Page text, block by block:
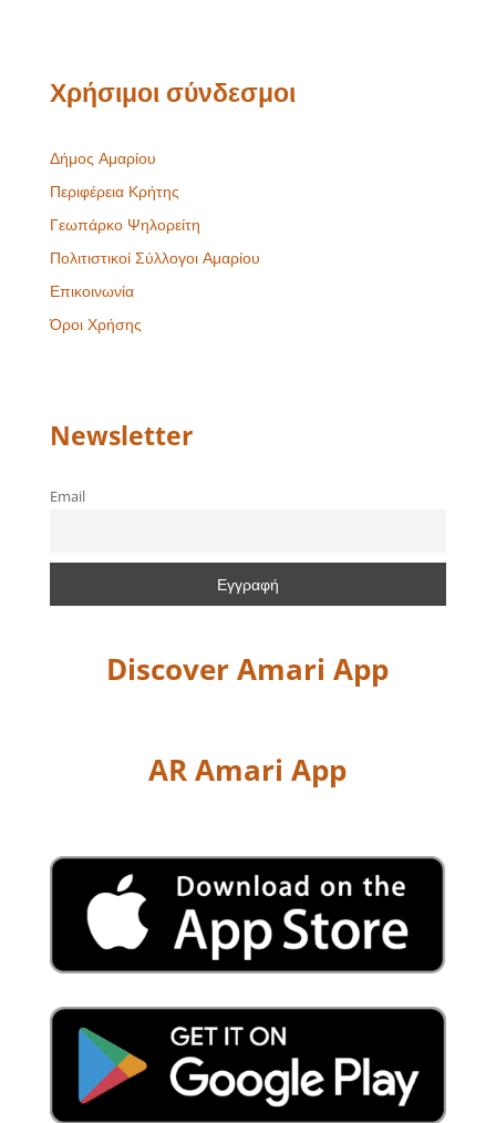
Χρήσιμοι σύνδεσμοι
Δήμος Αμαρίου
Περιφέρεια Κρήτης
Γεωπάρκο Ψηλορείτη
Πολιτιστικοί Σύλλογοι Αμαρίου
Επικοινωνία
Όροι Χρήσης
Newsletter
Email
Discover Amari App
AR Amari App